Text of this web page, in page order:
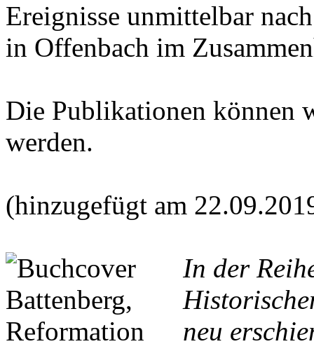
Ereignisse unmittelbar
in Offenbach im
Die Publikationen können
werden.
(hinzugefügt am
In der
neu